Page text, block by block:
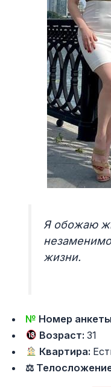
Я обожаю
жизни.
№ Номер
Возраст:31
Квартира:
⚖